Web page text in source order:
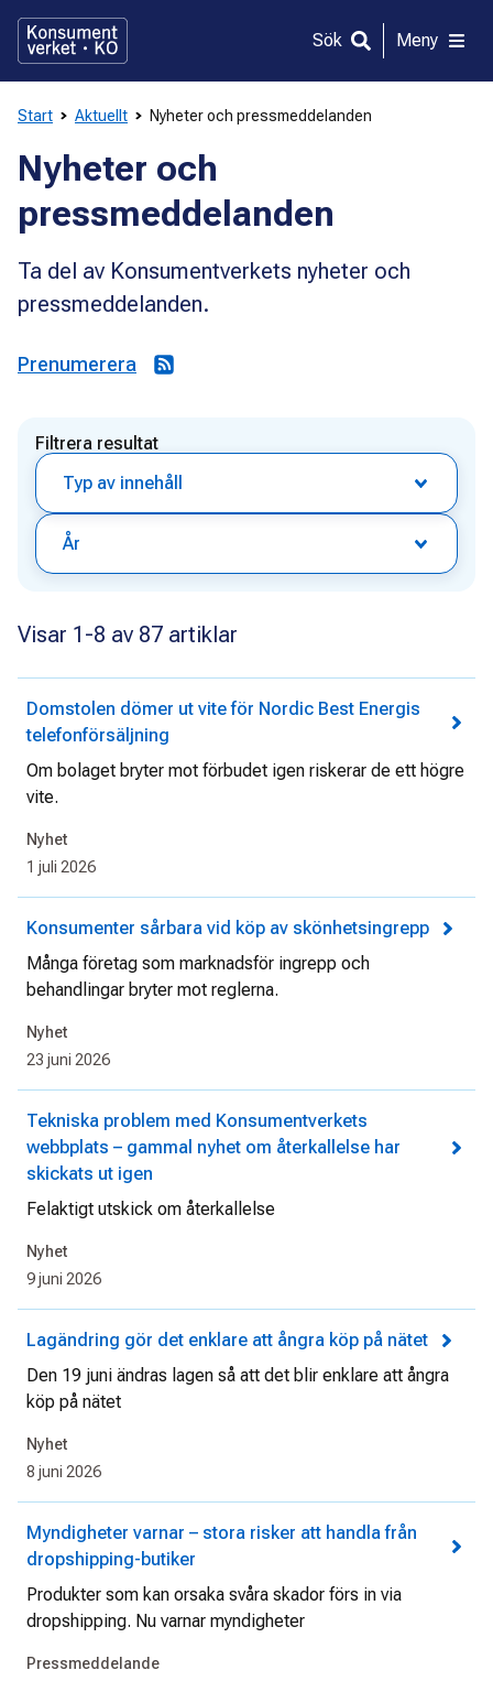
direkt
innehållet
Sök Meny
Start Aktuellt Nyheter och pressmeddelanden
Nyheter och
pressmeddelanden
Ta del av Konsumentverkets nyheter och
pressmeddelanden.
Prenumerera
Filtrera resultat
Typ av innehåll
År
Visar 1-8 av 87 artiklar
Domstolen dömer ut vite för Nordic Best Energis
telefonförsäljning
Om bolaget bryter mot förbudet igen riskerar de ett högre
vite.
Nyhet
1 juli 2026
Konsumenter sårbara vid köp av skönhetsingrepp
Många företag som marknadsför ingrepp och
behandlingar bryter mot reglerna.
Nyhet
23 juni 2026
Tekniska problem med Konsumentverkets
webbplats – gammal nyhet om återkallelse har
skickats ut igen
Felaktigt utskick om återkallelse
Nyhet
9 juni 2026
Lagändring gör det enklare att ångra köp på nätet
Den 19 juni ändras lagen så att det blir enklare att ångra
köp på nätet
Nyhet
8 juni 2026
Myndigheter varnar – stora risker att handla från
dropshipping-butiker
Produkter som kan orsaka svåra skador förs in via
dropshipping. Nu varnar myndigheter
Pressmeddelande